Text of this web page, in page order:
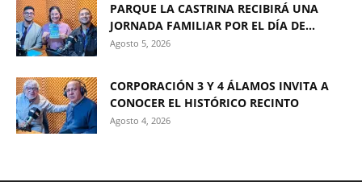
PARQUE LA CASTRINA RECIBIRÁ UNA
JORNADA FAMILIAR POR EL DÍA DE...
Agosto 5, 2026
CORPORACIÓN 3 Y 4 ÁLAMOS INVITA A
CONOCER EL HISTÓRICO RECINTO
Agosto 4, 2026